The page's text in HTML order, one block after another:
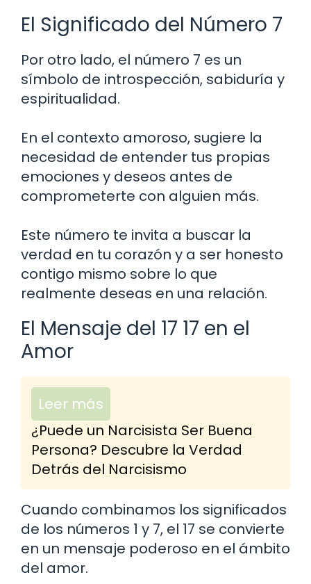
El Significado del Número 7
Por otro lado, el número 7 es un
símbolo de introspección, sabiduría y
espiritualidad.
En el contexto amoroso, sugiere la
necesidad de entender tus propias
emociones y deseos antes de
comprometerte con alguien más.
Este número te invita a buscar la
verdad en tu corazón y a ser honesto
contigo mismo sobre lo que
realmente deseas en una relación.
El Mensaje del 17 17 en el
Amor
Leer más
¿Puede un Narcisista Ser Buena
Persona? Descubre la Verdad
Detrás del Narcisismo
Cuando combinamos los significados
de los números 1 y 7, el 17 se convierte
en un mensaje poderoso en el ámbito
del amor.